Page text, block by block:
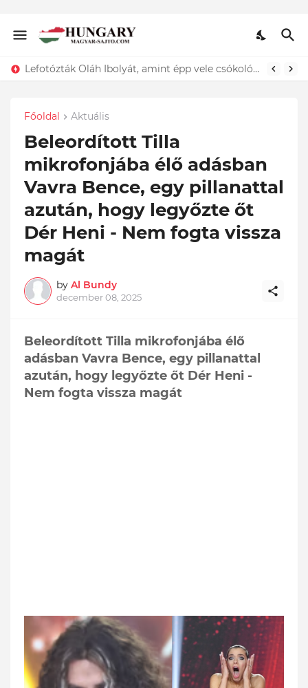
Lefotózták Oláh Ibolyát, amint épp vele csókolózik - EZT nem hiszed el, kinek a karjában kötött ki...ÍME
Főoldal Aktuális
Beleordított Tilla
mikrofonjába élő adásban
Vavra Bence, egy pillanattal
azután, hogy legyőzte őt
Dér Heni - Nem fogta vissza
magát
by Al Bundy
december 08, 2025
Beleordított Tilla mikrofonjába élő
adásban Vavra Bence, egy pillanattal
azután, hogy legyőzte őt Dér Heni -
Nem fogta vissza magát